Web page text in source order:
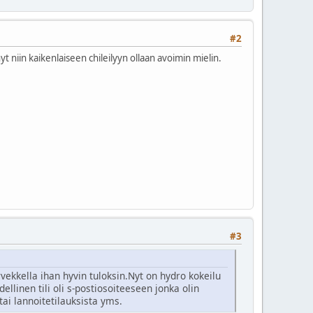
#2
niin kaikenlaiseen chileilyyn ollaan avoimin mielin.
#3
ihan hyvin tuloksin.Nyt on hydro kokeilu
tili oli s-postiosoiteeseen jonka olin
lannoitetilauksista yms.